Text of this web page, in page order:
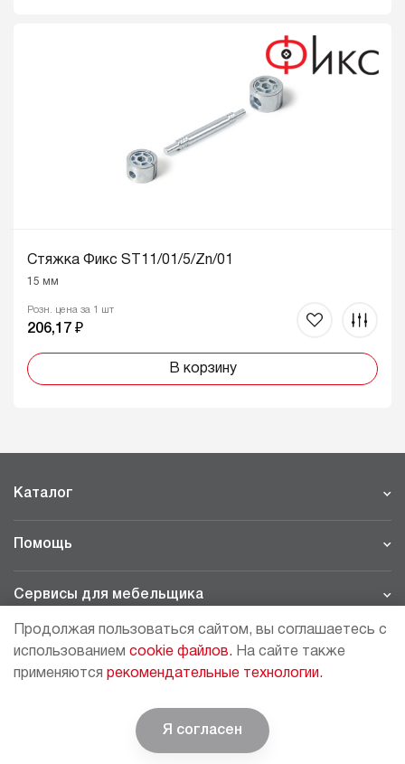
Стяжка Фикс ST11/01/5/Zn/01
15 мм
Розн. цена за 1 шт
206,17 ₽
В корзину
Каталог
Помощь
Сервисы для мебельщика
© BOYARD | Решение для мебели
МОСКВА - ШОУРУМ/СКЛАД
moscow@boyard.biz
Продолжая пользоваться сайтом, вы соглашаетесь с
использованием cookie файлов. На сайте также
применяются рекомендательные технологии.
Я согласен